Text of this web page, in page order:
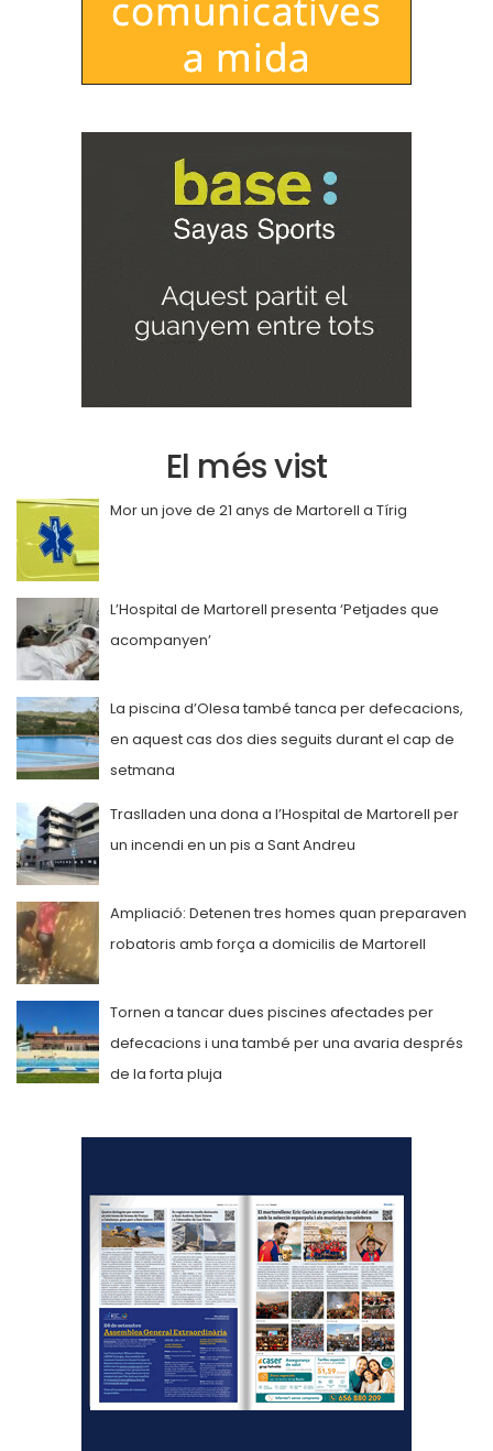
El més vist
Mor un jove de 21 anys de Martorell a Tírig
L’Hospital de Martorell presenta ‘Petjades que
acompanyen’
La piscina d’Olesa també tanca per defecacions,
en aquest cas dos dies seguits durant el cap de
setmana
Traslladen una dona a l’Hospital de Martorell per
un incendi en un pis a Sant Andreu
Ampliació: Detenen tres homes quan preparaven
robatoris amb força a domicilis de Martorell
Tornen a tancar dues piscines afectades per
defecacions i una també per una avaria després
de la forta pluja